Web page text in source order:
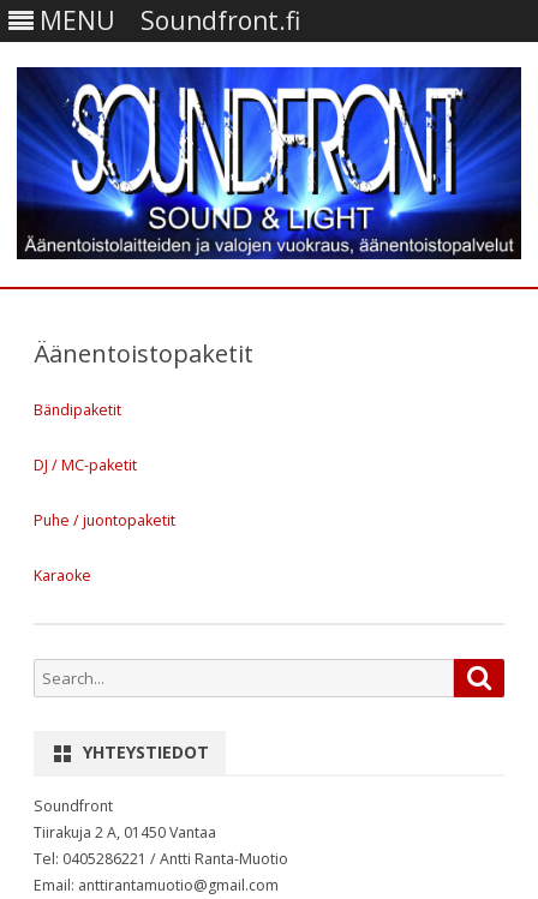
MENU Soundfront.fi
Skip
Äänentoistopaketit
Bändipaketit
DJ / MC-paketit
Puhe / juontopaketit
Karaoke
Search
for:
YHTEYSTIEDOT
Soundfront
Tiirakuja 2 A, 01450 Vantaa
Tel: 0405286221 / Antti Ranta-Muotio
Email: anttirantamuotio@gmail.com